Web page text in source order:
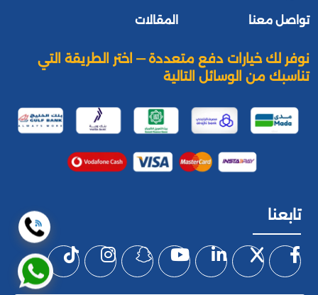
تواصل معنا المقالات
نوفر لك خيارات دفع متعددة — اختر الطريقة التي
تناسبك من الوسائل التالية
تابعنا